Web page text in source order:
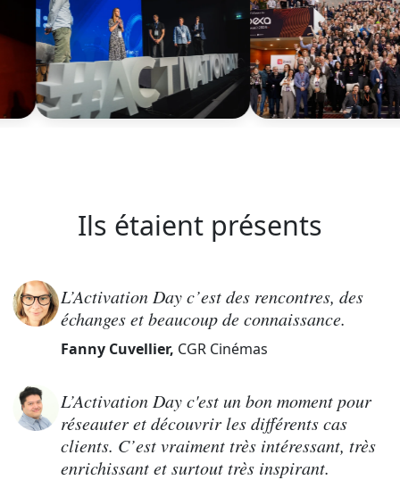
Ils étaient présents
L’Activation Day c’est des rencontres, des
échanges et beaucoup de connaissance.
Fanny Cuvellier, CGR Cinémas
L’Activation Day c'est un bon moment pour
réseauter et découvrir les différents cas
clients. C’est vraiment très intéressant, très
enrichissant et surtout très inspirant.